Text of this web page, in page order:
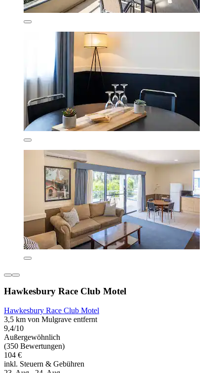
Hawkesbury Race Club Motel
Hawkesbury Race Club Motel
3,5 km von Mulgrave entfernt
9,4/10
Außergewöhnlich
(350 Bewertungen)
104 €
inkl. Steuern & Gebühren